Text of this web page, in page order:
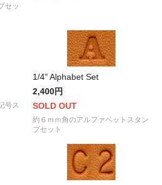
セッ
号ス
1/4" Alphabet Set
2,400円
SOLD OUT
約６ｍｍ角のアルファベットスタン
プセット